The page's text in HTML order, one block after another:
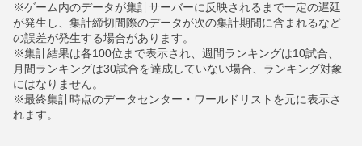
※ゲーム内のデータが集計サーバーに反映されるまで一定の遅延
が発生し、集計締切間際のデータが次の集計期間に含まれるなど
の誤差が発生する場合があります。
※集計結果は各100位まで表示され、週間ランキングは10試合、
月間ランキングは30試合を達成していない場合、ランキング対象
にはなりません。
※最終集計時点のデータセンター・ワールドリストを元に表示さ
れます。